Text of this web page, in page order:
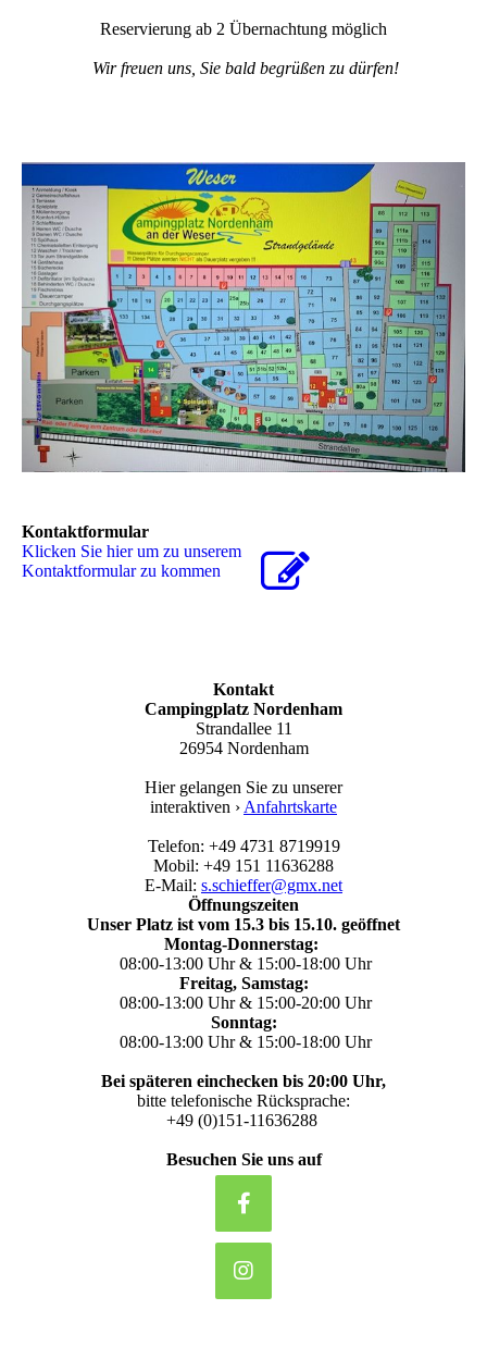
Reservierung ab 2 Übernachtung möglich
Wir freuen uns, Sie bald begrüßen zu dürfen!
Kontaktformular
Klicken Sie hier um zu unserem
Kon­takt­for­mu­lar zu kommen
Kontakt
Campingplatz Nordenham
Strandallee 11
26954 Nordenham
Hier gelangen Sie zu unserer
interaktiven › Anfahrtskarte
Telefon: +49 4731 8719919
Mobil: +49 151 11636288
E-Mail: s.schieffer@gmx.net
Öffnungszeiten
Unser Platz ist vom 15.3 bis 15.10. geöffnet
Montag-Donnerstag:
08:00-13:00 Uhr & 15:00-18:00 Uhr
Freitag, Samstag:
08:00-13:00 Uhr & 15:00-20:00 Uhr
Sonntag:
08:00-13:00 Uhr & 15:00-18:00 Uhr
Bei späteren einchecken bis 20:00 Uhr,
bitte telefonische Rücksprache:
+49 (0)151-11636288
Besuchen Sie uns auf